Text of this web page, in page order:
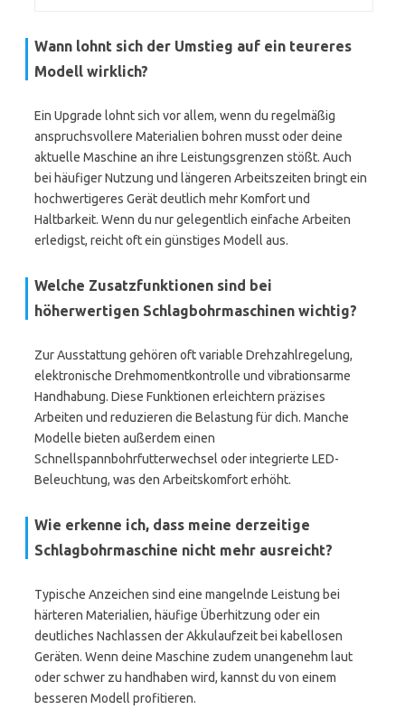
Wann lohnt sich der Umstieg auf ein teureres
Modell wirklich?
Ein Upgrade lohnt sich vor allem, wenn du regelmäßig
anspruchsvollere Materialien bohren musst oder deine
aktuelle Maschine an ihre Leistungsgrenzen stößt. Auch
bei häufiger Nutzung und längeren Arbeitszeiten bringt ein
hochwertigeres Gerät deutlich mehr Komfort und
Haltbarkeit. Wenn du nur gelegentlich einfache Arbeiten
erledigst, reicht oft ein günstiges Modell aus.
Welche Zusatzfunktionen sind bei
höherwertigen Schlagbohrmaschinen wichtig?
Zur Ausstattung gehören oft variable Drehzahlregelung,
elektronische Drehmomentkontrolle und vibrationsarme
Handhabung. Diese Funktionen erleichtern präzises
Arbeiten und reduzieren die Belastung für dich. Manche
Modelle bieten außerdem einen
Schnellspannbohrfutterwechsel oder integrierte LED-
Beleuchtung, was den Arbeitskomfort erhöht.
Wie erkenne ich, dass meine derzeitige
Schlagbohrmaschine nicht mehr ausreicht?
Typische Anzeichen sind eine mangelnde Leistung bei
härteren Materialien, häufige Überhitzung oder ein
deutliches Nachlassen der Akkulaufzeit bei kabellosen
Geräten. Wenn deine Maschine zudem unangenehm laut
oder schwer zu handhaben wird, kannst du von einem
besseren Modell profitieren.